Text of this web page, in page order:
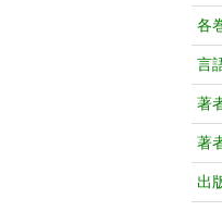
各
言
著
著
出